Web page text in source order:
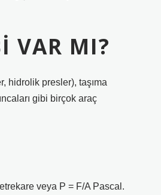
VAR MI?
hidrolik presler), taşıma
gibi birçok araç
veya P = F/A Pascal.